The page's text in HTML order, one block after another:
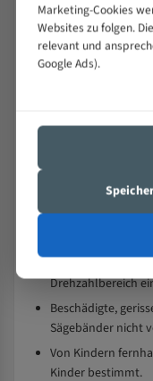
Sicherheits- und
Extrem scharfe
lose Kleidung,
laufenden Bandes.
Nur
Drehzahlbereich
Beschädigte,
Sägebänder nicht
Von Kindern
Kinder bestimmt.
Marketing-Cookies
Websites zu folgen.
relevant und
Google Ads).